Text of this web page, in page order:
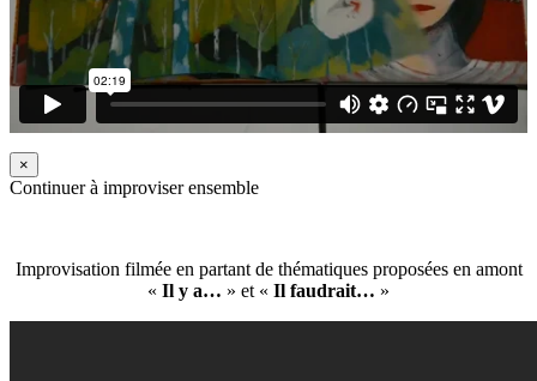
×
Continuer à improviser ensemble
Improvisation filmée en partant de thématiques proposées en amont
« Il y a… » et « Il faudrait… »